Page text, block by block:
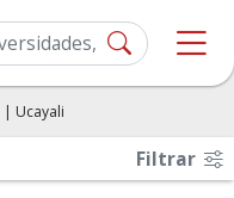
| Ucayali
Filtrar